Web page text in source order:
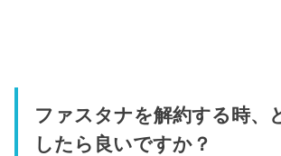
ファスタナを解約する時、
したら良いですか？